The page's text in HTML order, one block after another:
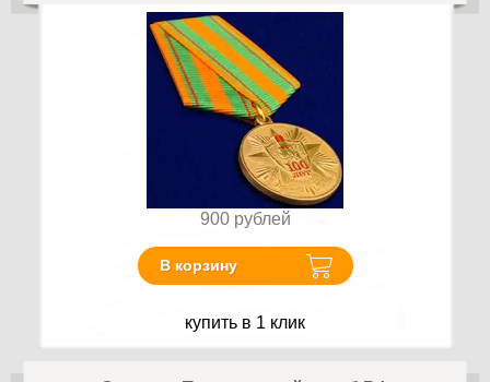
900 рублей
В корзину
купить в 1 клик